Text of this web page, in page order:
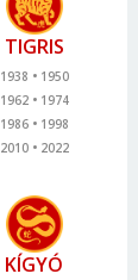
TIGRIS
1938
1950
1962
1974
1986
1998
2010
2022
KÍGYÓ